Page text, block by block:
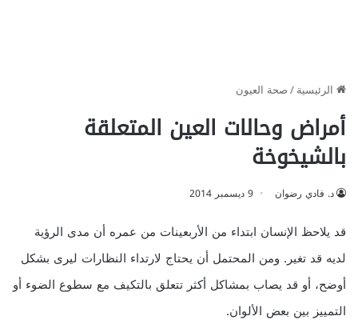
الرئيسية/صحة العيون
أمراض وحالات العين المتعلقة
بالشيخوخة
د. فادي رضوان 9 ديسمبر 2014
قد يلاحظ الإنسان ابتداء من الأربعينات من عمره أن مدى الرؤية
لديه قد تغير. ومن المحتمل أن يحتاج لارتداء النظارات ليرى بشكل
أوضح، أو قد يصاب بمشاكل أكثر تتعلق بالتكيف مع سطوع الضوء أو
التمييز بين بعض الألوان.